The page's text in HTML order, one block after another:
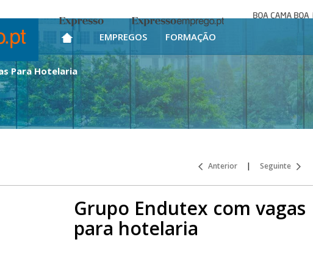
Expresso Expresso Emprego
mesa
EMPREGOS FORMAÇÃO
Para Hotelaria
Anterior | Seguinte
Grupo Endutex com vagas
para hotelaria